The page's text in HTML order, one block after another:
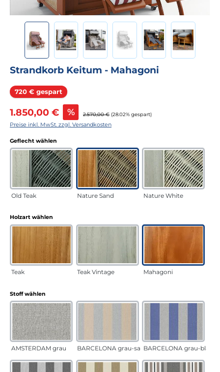
Strandkorb Keitum - Mahagoni
720 € gespart Rabatt
Verkaufspreis:
1.850,00 € % Regulärer Preis:
2.570,00 € (28.02% gespart)
Preise inkl. MwSt. zzgl. Versandkosten
Geflecht wählen
Old Teak Nature Sand Nature White
Holzart wählen
Teak Teak Vintage Mahagoni
Stoff wählen
AMSTERDAM grau BARCELONA grau-sandBARCELONA grau-blau